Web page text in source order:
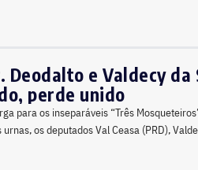
Deodalto e Valdecy
perde unido
para os inseparáveis “Três
os deputados Val Ceasa (PRD),